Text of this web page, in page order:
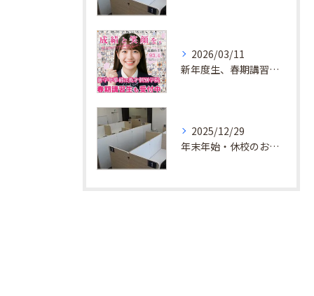
2026/03/11
新年度生、春期講習生 受付中！
2025/12/29
年末年始・休校のお知らせ